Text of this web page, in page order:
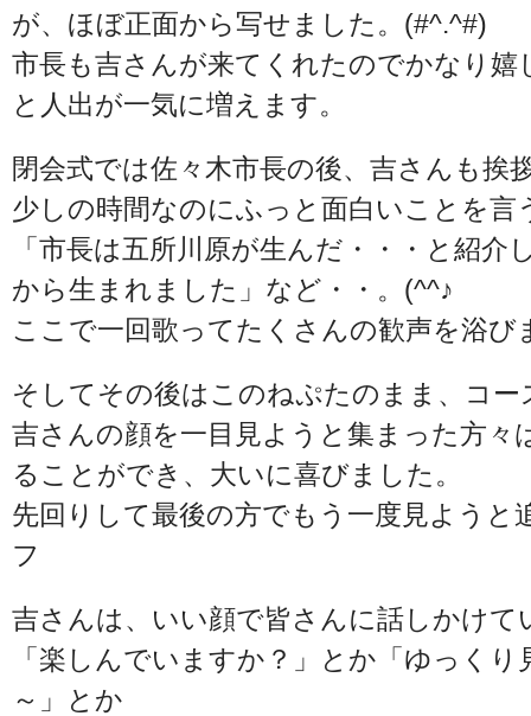
が、ほぼ正面から写せました。(#^.^#)
市長も吉さんが来てくれたのでかなり
と人出が一気に増えます。
閉会式では佐々木市長の後、吉さんも挨
少しの時間なのにふっと面白いことを
「市長は五所川原が生んだ・・・と紹
から生まれました」など・・。(^^♪
ここで一回歌ってたくさんの歓声を浴び
そしてその後はこのねぷたのまま、コ
吉さんの顔を一目見ようと集まった方々
ることができ、大いに喜びました。
先回りして最後の方でもう一度見ようと
フ
吉さんは、いい顔で皆さんに話しかけて
「楽しんでいますか？」とか「ゆっく
～」とか